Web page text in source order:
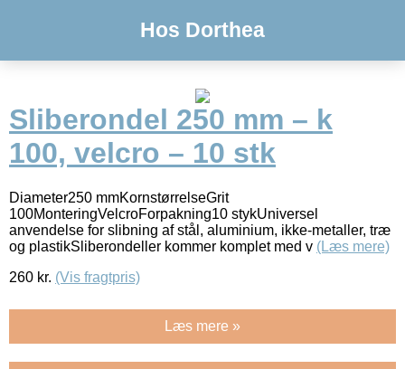
Hos Dorthea
Sliberondel 250 mm – k
100, velcro – 10 stk
Diameter250 mmKornstørrelseGrit
100MonteringVelcroForpakning10 stykUniversel
anvendelse for slibning af stål, aluminium, ikke-metaller, træ
og plastikSliberondeller kommer komplet med v (Læs mere)
260 kr. (Vis fragtpris)
Læs mere »